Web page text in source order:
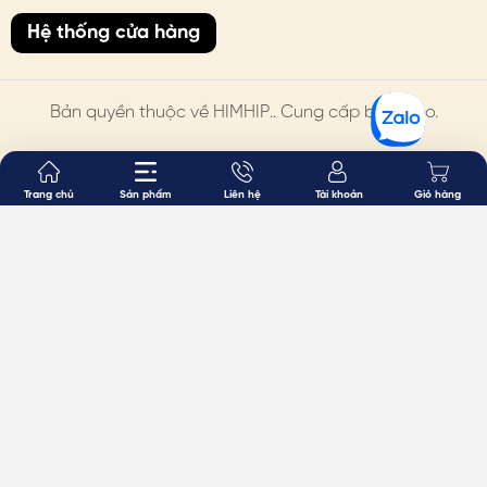
Hệ thống cửa hàng
Bản quyền thuộc về HIMHIP.. Cung cấp bởi Sapo.
Trang chủ Sản phẩm Liên hệ Tài khoản Giỏ hàng